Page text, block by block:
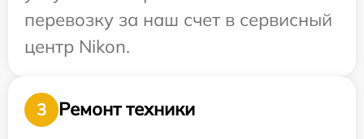
перевозку за наш счет в сервисный
центр Nikon.
3
Ремонт техники